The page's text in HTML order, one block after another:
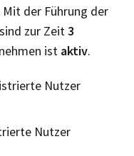
der Führung der
sind zur Zeit3
ist aktiv.
Nutzer
Nutzer